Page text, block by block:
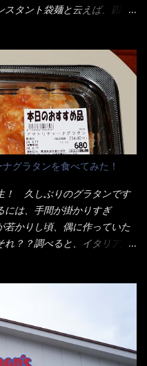
かっています。 カレーは辛
それも揚げたての熱々です。
は無い！と云っても過言で
ューム満点で＜薄カツ＞と
重ねて出てくるだ！ 1枚が薄
・・
スタント袋麺と云えば、四角
け思わず手に取って買い物篭
辛麺風ラーメン オーッといき
状インスタントラーメンの
め・ん・辛麺！ 宮崎辛麺は
、辛口のラーメンじゃ
なんてね。 よし今日のサラ
まず袋を開けると・・・ な
調味油と粉末スープ！ やは
と高級感的な・・・だって透
れないからねぇ～（コスト
か卵の用意を勧めている。
ヤシ・韮・生卵を用意しま
味油を入れて完成です。 ど
賞じゃない！？ 笑 マルタ
は、ノンフライ・ノンスチー
グラタンを食べてみた！
！ 久しぶりのグラタンです
には、手間が掛かりすぎ
若かりし頃、偶に作っていた
？？調べると、イタリア語
にしているようで、パック
具合に結構な差が出てい
のを、しっかり確認し買う